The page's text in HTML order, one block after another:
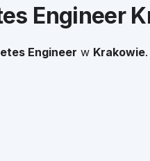
Engineer
Engineer w Krakowie